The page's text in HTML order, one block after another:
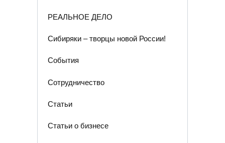
РЕАЛЬНОЕ ДЕЛО
Сибиряки – творцы новой России!
События
Сотрудничество
Статьи
Статьи о бизнесе